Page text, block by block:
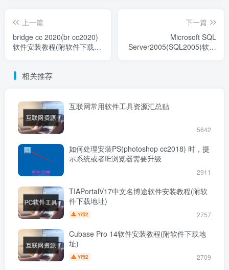
上一篇
bridge cc 2020(br cc2020)
软件安装教程(附软件下载地
下一篇
Microsoft SQL
Server2005(SQL2005)软件
相关推荐
互联网常用软件工具资源汇总贴
5642
如何处理安装PS(photoshop cc2018) 时，提
示系统或者IE浏览器需要升级
2911
TIAPortalV17中文名博途软件安装教程(附软
件下载地址)
Y币2 2757
Cubase Pro 14软件安装教程(附软件下载地
址)
Y币2 2709